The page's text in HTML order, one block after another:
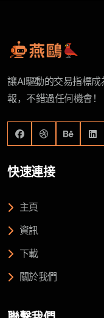
讓AI驅動的交易指標
報，不錯過任何機會！
快速連接
主頁
資訊
下載
關於我們